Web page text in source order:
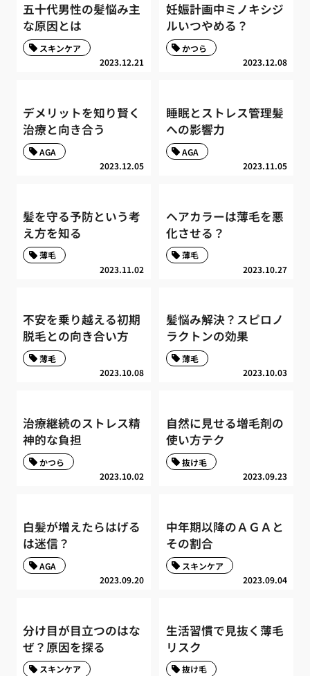
五十代男性の髪悩み主
な原因とは
2023.12.21
スキンケア
妊娠計画中ミノキシジ
ルいつやめる？
2023.12.08
かつら
デメリットを知り賢く
治療と向き合う
2023.12.05
AGA
睡眠とストレス管理髪
への影響力
2023.11.05
AGA
髪を守る予防という考
え方を知る
2023.11.02
薄毛
ヘアカラーは薄毛を悪
化させる？
2023.10.27
薄毛
不安を乗り越える初期
脱毛との向き合い方
2023.10.08
薄毛
髪悩み解決？スピロノ
ラクトンの効果
2023.10.03
薄毛
治療継続のストレス精
神的な負担
2023.10.02
かつら
自然に見せる増毛剤の
使い方テク
2023.09.23
抜け毛
白髪が増えたらはげる
は迷信？
2023.09.20
AGA
中年期以降のＡＧＡと
その割合
2023.09.04
スキンケア
分け目が目立つのはな
ぜ？原因を探る
スキンケア
生活習慣で見抜く薄毛
リスク
抜け毛